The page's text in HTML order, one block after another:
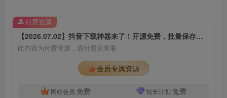
【2026.07.02】抖音下载神器来了！开源免费，批量保存用户作品、收藏和点赞，速度飞起
此内容为付费资源，请付费后查看
会员专属资源
网站会员 免费 站长计划 免费
付费资源